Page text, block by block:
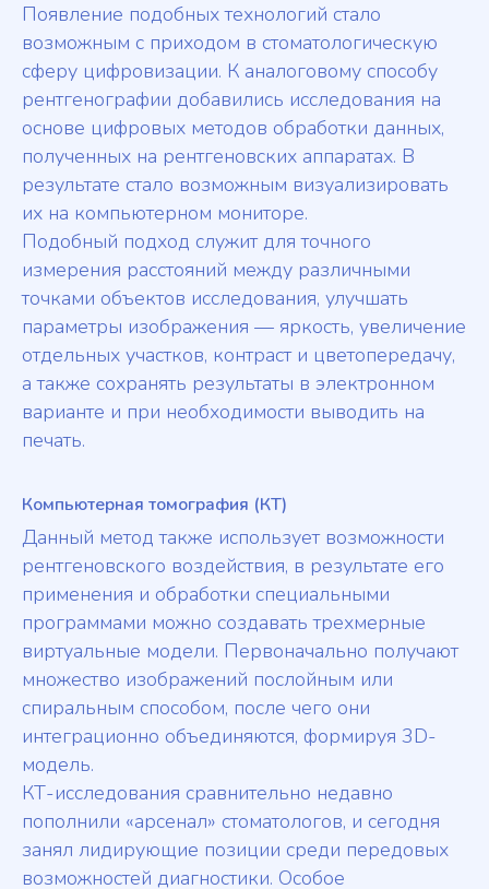
Появление подобных технологий стало
возможным с приходом в стоматологическую
сферу цифровизации. К аналоговому способу
рентгенографии добавились исследования на
основе цифровых методов обработки данных,
полученных на рентгеновских аппаратах. В
результате стало возможным визуализировать
их на компьютерном мониторе.
Подобный подход служит для точного
измерения расстояний между различными
точками объектов исследования, улучшать
параметры изображения — яркость, увеличение
отдельных участков, контраст и цветопередачу,
а также сохранять результаты в электронном
варианте и при необходимости выводить на
печать.
Компьютерная томография (КТ)
Данный метод также использует возможности
рентгеновского воздействия, в результате его
применения и обработки специальными
программами можно создавать трехмерные
виртуальные модели. Первоначально получают
множество изображений послойным или
спиральным способом, после чего они
интеграционно объединяются, формируя 3D-
модель.
КТ-исследования сравнительно недавно
пополнили «арсенал» стоматологов, и сегодня
занял лидирующие позиции среди передовых
возможностей диагностики. Особое